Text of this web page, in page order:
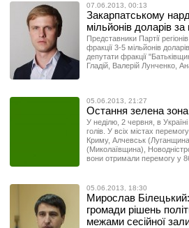
07.06.2013, 00:13
Закарпатському
мільйонів доларів
Представники Партії
фракції 3-5 мільйонів
депутати фракції
Гладій, Валерій Лунченко,
05.06.2013, 21:27
Остання зелена зона
У неділю, 2 червня, в
голів. У всіх містах
Криму, Алчевськ
(Миколаївщина),
вони отримали перемогу у
05.06.2013, 18:30
Мирослав
громади рішень
межами сесійної